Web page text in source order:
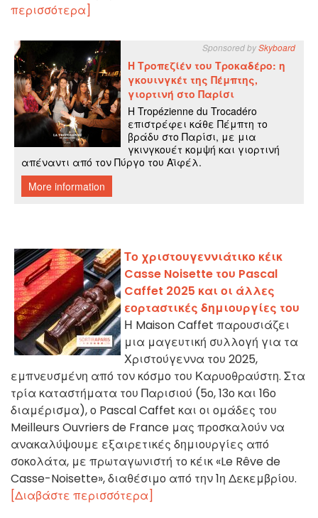
περισσότερα]
Το χριστουγεννιάτικο κέικ
Casse Noisette του Pascal
Caffet 2025 και οι άλλες
εορταστικές δημιουργίες του
Η Maison Caffet παρουσιάζει
μια μαγευτική συλλογή για τα
Χριστούγεννα του 2025,
εμπνευσμένη από τον κόσμο του Καρυοθραύστη. Στα
τρία καταστήματα του Παρισιού (5ο, 13ο και 16ο
διαμέρισμα), ο Pascal Caffet και οι ομάδες του
Meilleurs Ouvriers de France μας προσκαλούν να
ανακαλύψουμε εξαιρετικές δημιουργίες από
σοκολάτα, με πρωταγωνιστή το κέικ «Le Rêve de
Casse-Noisette», διαθέσιμο από την 1η Δεκεμβρίου.
[Διαβάστε περισσότερα]